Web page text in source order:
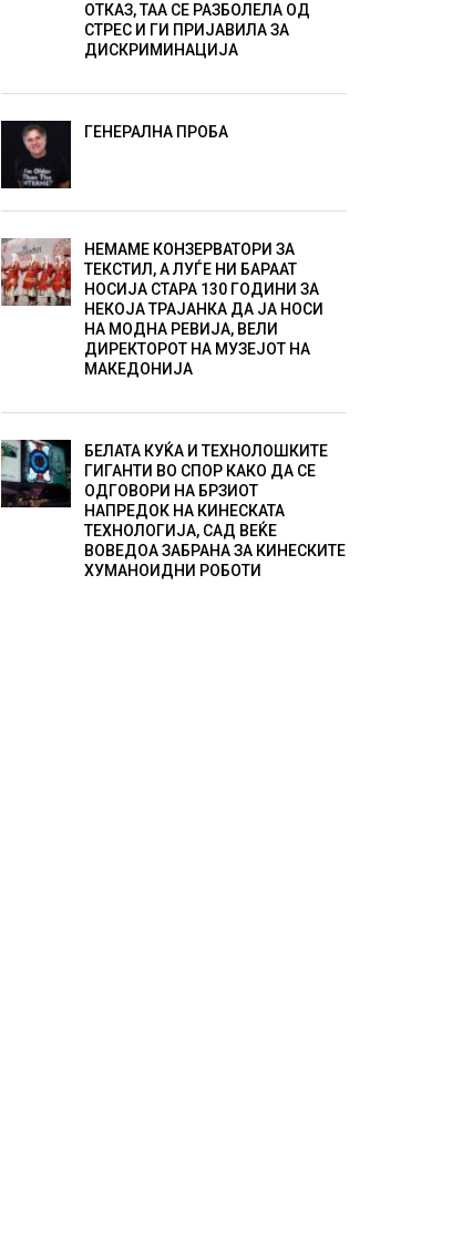
ОТКАЗ, ТАА СЕ РАЗБОЛЕЛА ОД
СТРЕС И ГИ ПРИЈАВИЛА ЗА
ДИСКРИМИНАЦИЈА
ГЕНЕРАЛНА ПРОБА
НЕМАМЕ КОНЗЕРВАТОРИ ЗА
ТЕКСТИЛ, А ЛУЃЕ НИ БАРААТ
НОСИЈА СТАРА 130 ГОДИНИ ЗА
НЕКОЈА ТРАЈАНКА ДА ЈА НОСИ
НА МОДНА РЕВИЈА, ВЕЛИ
ДИРЕКТОРОТ НА МУЗЕЈОТ НА
МАКЕДОНИЈА
БЕЛАТА КУЌА И ТЕХНОЛОШКИТЕ
ГИГАНТИ ВО СПОР КАКО ДА СЕ
ОДГОВОРИ НА БРЗИОТ
НАПРЕДОК НА КИНЕСКАТА
ТЕХНОЛОГИЈА, САД ВЕЌЕ
ВОВЕДОА ЗАБРАНА ЗА КИНЕСКИТЕ
ХУМАНОИДНИ РОБОТИ